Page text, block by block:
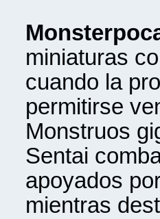
miniaturas
cuando la
permitirse
Monstruos
Sentai
apoyados
mientras